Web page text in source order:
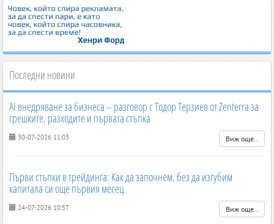
Последни новини
AI внедряване за бизнеса – разговор с Тодор Терзиев от Zenterra за
грешките, разходите и първата стъпка
30-07-2026 11:03 Виж още..
Първи стъпки в трейдинга: Как да започнем, без да изгубим
капитала си още първия месец
24-07-2026 10:57 Виж още..